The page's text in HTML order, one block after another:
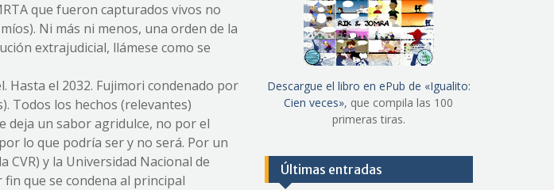
que fueron capturados vivos no
Ni más ni menos, una orden de la
extrajudicial, llámese como se
Hasta el 2032. Fujimori condenado por
Todos los hechos (relevantes)
deja un sabor agridulce, no por el
lo que podría ser y no será. Por un
CVR) y la Universidad Nacional de
fin que se condena al principal
Descargue el libro en ePub de «Igualito:
Cien veces», que compila las 100
primeras tiras.
Últimas entradas